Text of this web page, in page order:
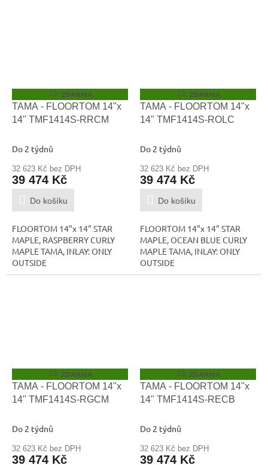
Z
D
A
R
ZDARMA
TAMA - FLOORTOM 14"x
14" TMF1414S-RRCM
Do 2 týdnů
32 623 Kč bez DPH
39 474 Kč
Do košíku
FLOORTOM 14"x 14" STAR
MAPLE, RASPBERRY CURLY
MAPLE TAMA, INLAY: ONLY
OUTSIDE
Z
D
A
R
ZDARMA
TAMA - FLOORTOM 14"x
14" TMF1414S-ROLC
Do 2 týdnů
32 623 Kč bez DPH
39 474 Kč
Do košíku
FLOORTOM 14"x 14" STAR
MAPLE, OCEAN BLUE CURLY
MAPLE TAMA, INLAY: ONLY
OUTSIDE
Z
D
A
R
ZDARMA
TAMA - FLOORTOM 14"x
14" TMF1414S-RGCM
Do 2 týdnů
32 623 Kč bez DPH
39 474 Kč
Z
D
A
R
ZDARMA
TAMA - FLOORTOM 14"x
14" TMF1414S-RECB
Do 2 týdnů
32 623 Kč bez DPH
39 474 Kč